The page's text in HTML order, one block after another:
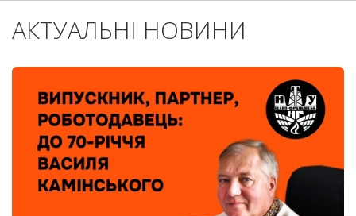
АКТУАЛЬНІ НОВИНИ